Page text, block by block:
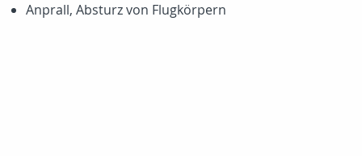
Anprall, Absturz von Flugkörpern